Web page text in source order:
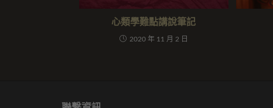
心類學難點講說筆記
2020 年 11 月 2 日